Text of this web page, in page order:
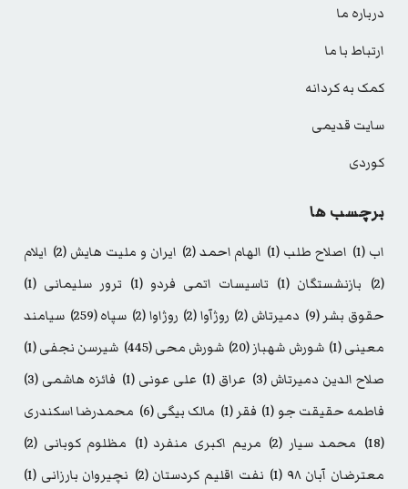
درباره ما
ارتباط با ما
کمک به کردانه
سایت قدیمی
کوردی
برچسب ها
اب (1) اصلاح طلب (1) الهام احمد(2) ایران و ملیت هایش (2)
ایلام
(2)
بازنشستگان (1) تاسیسات اتمی فردو (1) ترور سلیمانی (1)
حقوق بشر (9) دمیرتاش (2) روژآوا(2) روژاوا(2) سپاه(259)
سیامند
معینی(1) شورش شهباز(20) شورش محی(445) شیرسن نجفی(1)
صلاح الدین دمیرتاش (3) عراق (1) علی عونی (1) فائزه هاشمی (3)
فاطمه حقیقت جو (1) فقر (1) مالک بیگی(6)
محمدرضا اسکندری
(18)
محمد سیار (2) مریم اکبری منفرد (1) مظلوم کوبانی (2)
معترضان آبان ۹۸
(1) نفت اقلیم کردستان (2) نچیروان بارزانی (1)